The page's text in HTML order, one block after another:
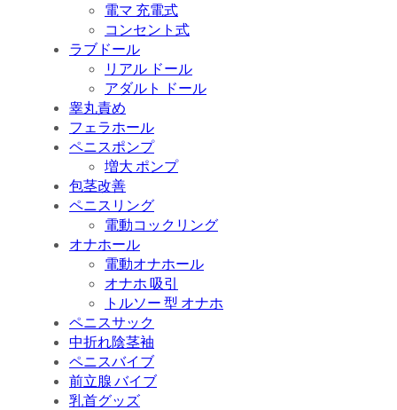
電マ 充電式
コンセント式
ラブドール
リアル ドール
アダルト ドール
睾丸責め
フェラホール
ペニスポンプ
増大 ポンプ
包茎改善
ペニスリング
電動コックリング
オナホール
電動オナホール
オナホ 吸引
トルソー 型 オナホ
ペニスサック
中折れ陰茎袖
ペニスバイブ
前立腺 バイブ
乳首グッズ